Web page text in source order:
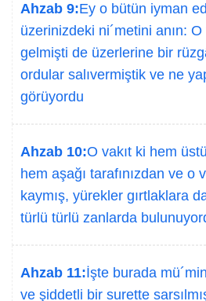
Ahzab 9:Ey o bütün iyman
üzerinizdeki ni´metini anın:
gelmişti de üzerlerine bir
ordular salıvermiştik ve ne
görüyordu
Ahzab 10:O vakıt ki hem
hem aşağı tarafınızdan ve o
kaymış, yürekler gırtlaklara
türlü türlü zanlarda
Ahzab 11:İşte burada
ve şiddetli bir surette